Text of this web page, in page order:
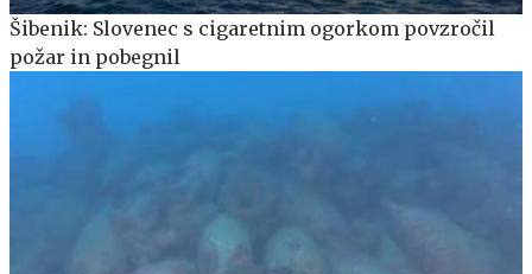
Šibenik: Slovenec s cigaretnim ogorkom povzročil
požar in pobegnil